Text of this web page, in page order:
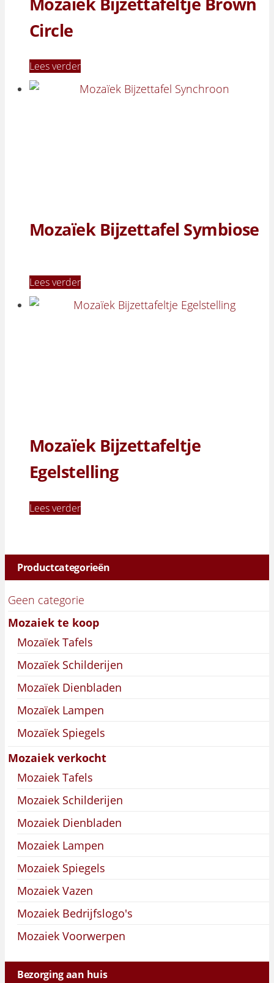
Circle
Lees verder
Mozaïek Bijzettafel Symbiose
Lees verder
Mozaïek Bijzettafeltje
Egelstelling
Lees verder
Productcategorieën
Geen categorie
Mozaiek te koop
Mozaïek Tafels
Mozaïek Schilderijen
Mozaïek Dienbladen
Mozaïek Lampen
Mozaïek Spiegels
Mozaiek verkocht
Mozaiek Tafels
Mozaiek Schilderijen
Mozaiek Dienbladen
Mozaiek Lampen
Mozaiek Spiegels
Mozaiek Vazen
Mozaiek Bedrijfslogo's
Mozaiek Voorwerpen
Bezorging aan huis